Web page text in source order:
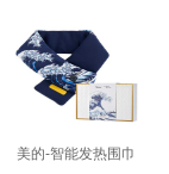
美的-智能发热围巾